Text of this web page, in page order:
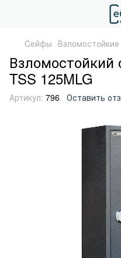
Cейфы
Взломостойкий
TSS 125MLG
Артикул: 796 Оставить